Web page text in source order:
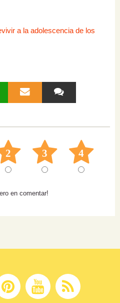
a la adolescencia de los
2 3 4
en comentar!